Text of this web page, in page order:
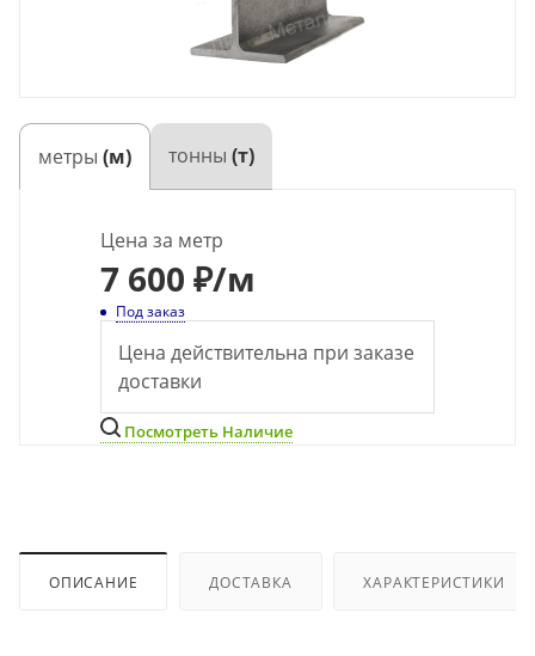
метры (м) тонны (т)
Цена за метр
7 600 ₽/м
Под заказ
Цена действительна при заказе
доставки
Посмотреть Наличие
ОПИСАНИЕ ДОСТАВКА ХАРАКТЕРИСТИКИ